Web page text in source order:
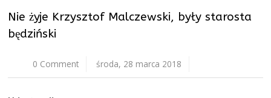
Nie żyje Krzysztof Malczewski, były starosta
będziński
0 Comment środa, 28 marca 2018